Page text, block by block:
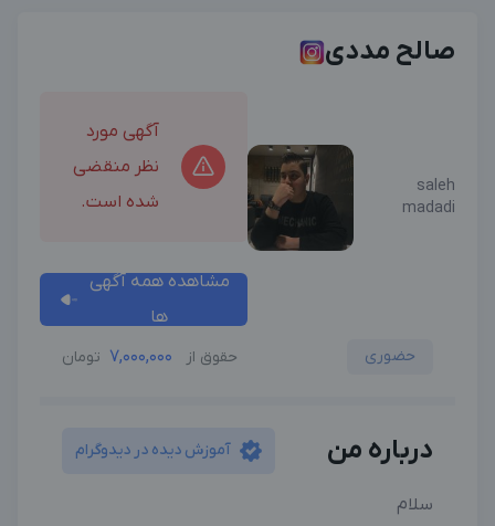
صالح مددی
saleh
madadi
آگهی مورد
نظر منقضی
شده است.
مشاهده همه آگهی
ها
حضوری حقوق از 7,000,000 تومان
درباره من آموزش دیده در دیدوگرام
سلام